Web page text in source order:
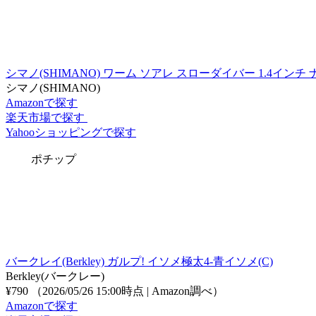
シマノ(SHIMANO) ワーム ソアレ スローダイバー 1.4インチ
シマノ(SHIMANO)
Amazonで探す
楽天市場で探す
Yahooショッピングで探す
ポチップ
バークレイ(Berkley) ガルプ! イソメ極太4-青イソメ(C)
Berkley(バークレー)
¥790
（2026/05/26 15:00時点 | Amazon調べ）
Amazonで探す